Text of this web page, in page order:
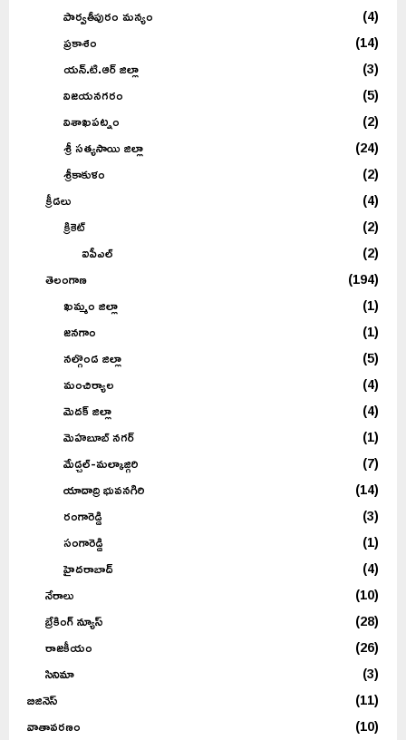
పార్వతీపురం మన్యం
(4)
ప్రకాశం
(14)
యన్.టి.ఆర్ జిల్లా
(3)
విజయనగరం
(5)
విశాఖపట్నం
(2)
శ్రీ సత్యసాయి జిల్లా
(24)
శ్రీకాకుళం
(2)
క్రీడలు
(4)
క్రికెట్
(2)
ఐపీఎల్
(2)
తెలంగాణ
(194)
ఖమ్మం జిల్లా
(1)
జనగాం
(1)
నల్గొండ జిల్లా
(5)
మంచిర్యాల
(4)
మెదక్ జిల్లా
(4)
మెహబూబ్ నగర్
(1)
మేడ్చల్-మల్కాజ్గిరి
(7)
యాదాద్రి భువనగిరి
(14)
రంగారెడ్డి
(3)
సంగారెడ్డి
(1)
హైదరాబాద్
(4)
నేరాలు
(10)
బ్రేకింగ్ న్యూస్
(28)
రాజకీయం
(26)
సినిమా
(3)
బిజినెస్
(11)
వాతావరణం
(10)